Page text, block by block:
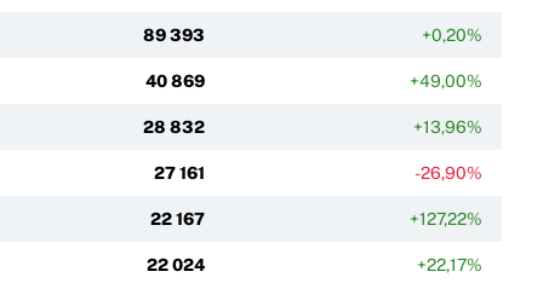
89 393 +0,20%
40 869 +49,00%
28 832 +13,96%
27 161 -26,90%
22 167 +127,22%
22 024 +22,17%